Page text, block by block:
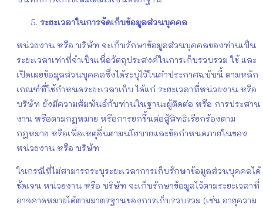
ระยะเวลาในการจัดเก็บข้อมูลส่วนบุคคล
หน่วยงาน หรือ บริษัท จะเก็บรักษาข้อมูลส่วนบุคคลของท่านเป็น
ระยะเวลาเท่าที่จำเป็นเพื่อวัตถุประสงค์ในการเก็บรวบรวม ใช้ และ
เปิดเผยข้อมูลส่วนบุคคลซึ่งได้ระบุไว้ในคำประกาศฉบับนี้ ตามหลัก
เกณฑ์ที่ใช้กำหนดระยะเวลาเก็บ ได้แก่ ระยะเวลาที่หน่วยงาน หรือ
บริษัท ยังมีความสัมพันธ์กับท่านในฐานะผู้ติดต่อ หรือ การประสาน
งาน หรือตามกฎหมาย หรือการยกขึ้นต่อสู้สิทธิเรียกร้องตาม
กฎหมาย หรือเพื่อเหตุอื่นตามนโยบายและข้อกำหนดภายในของ
หน่วยงาน หรือ บริษัท
ในกรณีที่ไม่สามารถระบุระยะเวลาการเก็บรักษาข้อมูลส่วนบุคคลได้
ชัดเจน หน่วยงาน หรือ บริษัท จะเก็บรักษาข้อมูลไว้ตามระยะเวลาที่
อาจคาดหมายได้ตามมาตรฐานของการเก็บรวบรวม (เช่น อายุความ